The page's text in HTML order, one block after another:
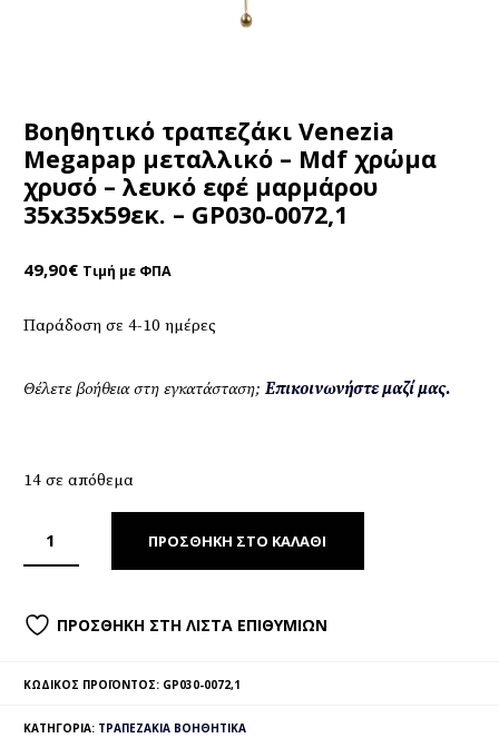
Βοηθητικό τραπεζάκι Venezia
Megapap μεταλλικό – Mdf χρώμα
χρυσό – λευκό εφέ μαρμάρου
35x35x59εκ. – GP030-0072,1
49,90€ Τιμή με ΦΠΑ
Παράδοση σε 4-10 ημέρες
Θέλετε βοήθεια στη εγκατάσταση; Επικοινωνήστε μαζί μας.
14 σε απόθεμα
ΠΡΟΣΘΉΚΗ ΣΤΟ ΚΑΛΆΘΙ
ΠΡΟΣΘΉΚΗ ΣΤΗ ΛΊΣΤΑ ΕΠΙΘΥΜΙΏΝ
ΚΩΔΙΚΌΣ ΠΡΟΪΌΝΤΟΣ: GP030-0072,1
ΚΑΤΗΓΟΡΊΑ: ΤΡΑΠΕΖΆΚΙΑ ΒΟΗΘΗΤΙΚΆ